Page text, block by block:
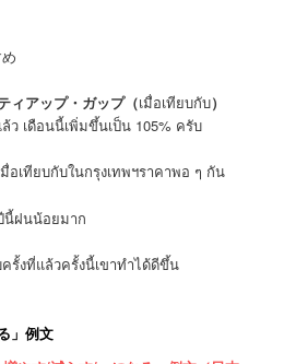
ィアップ・ガップ（เมื่อเทียบกับ）
ว เดือนนี้เพิ่มขึ้นเป็น 105% ครับ
อเทียบกับในกรุงเทพฯราคาพอ ๆ กัน
นี้ฝนน้อยมาก
รั้งที่แล้วครั้งนี้เขาทำได้ดีขึ้น
」例文